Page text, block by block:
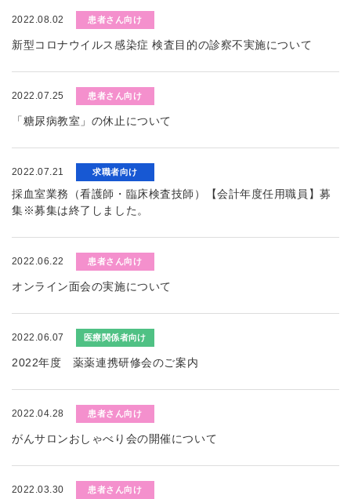
2022.08.02 患者さん向け
新型コロナウイルス感染症 検査目的の診察不実施について
2022.07.25 患者さん向け
「糖尿病教室」の休止について
2022.07.21 求職者向け
採血室業務（看護師・臨床検査技師）【会計年度任用職員】募
集※募集は終了しました。
2022.06.22 患者さん向け
オンライン面会の実施について
2022.06.07 医療関係者向け
2022年度 薬薬連携研修会のご案内
2022.04.28 患者さん向け
がんサロンおしゃべり会の開催について
2022.03.30 患者さん向け